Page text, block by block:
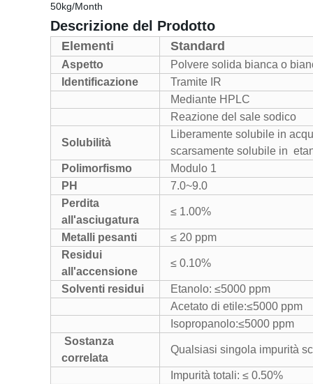
50kg/Month
Descrizione del Prodotto
Elementi Standard
Aspetto Polvere solida bianca o
Identificazione
Tramite IR
Mediante HPLC
Reazione del sale sodico
Solubilità
Liberamente solubile in
scarsamente solubile in
Polimorfismo Modulo 1
PH
7.0~9.0
Perdita
all'asciugatura
≤ 1.00%
Metalli pesanti ≤ 20 ppm
Residui
all'accensione
≤ 0.10%
Solventi residui Etanolo: ≤5000 ppm
Acetato di etile:≤5000 ppm
Isopropanolo:≤5000 ppm
Sostanza
correlata
Qualsiasi singola impurità
Impurità totali: ≤ 0.50%